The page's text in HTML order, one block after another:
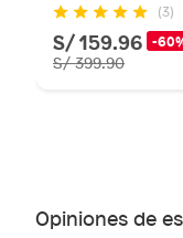
(3)
S/ 159.96 -
S/ 399.90
Opiniones de